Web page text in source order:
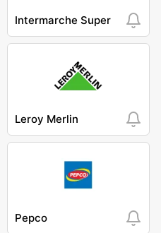
Intermarche Super
Leroy Merlin
Pepco